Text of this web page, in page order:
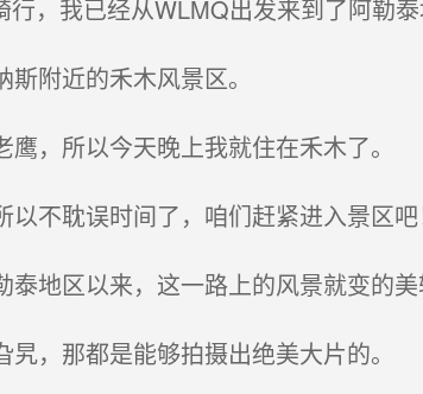
，我已经从WLMQ出发来到了阿勒泰
附近的禾木风景区。
，所以今天晚上我就住在禾木了。
不耽误时间了，咱们赶紧进入景区吧
地区以来，这一路上的风景就变的美
，那都是能够拍摄出绝美大片的。